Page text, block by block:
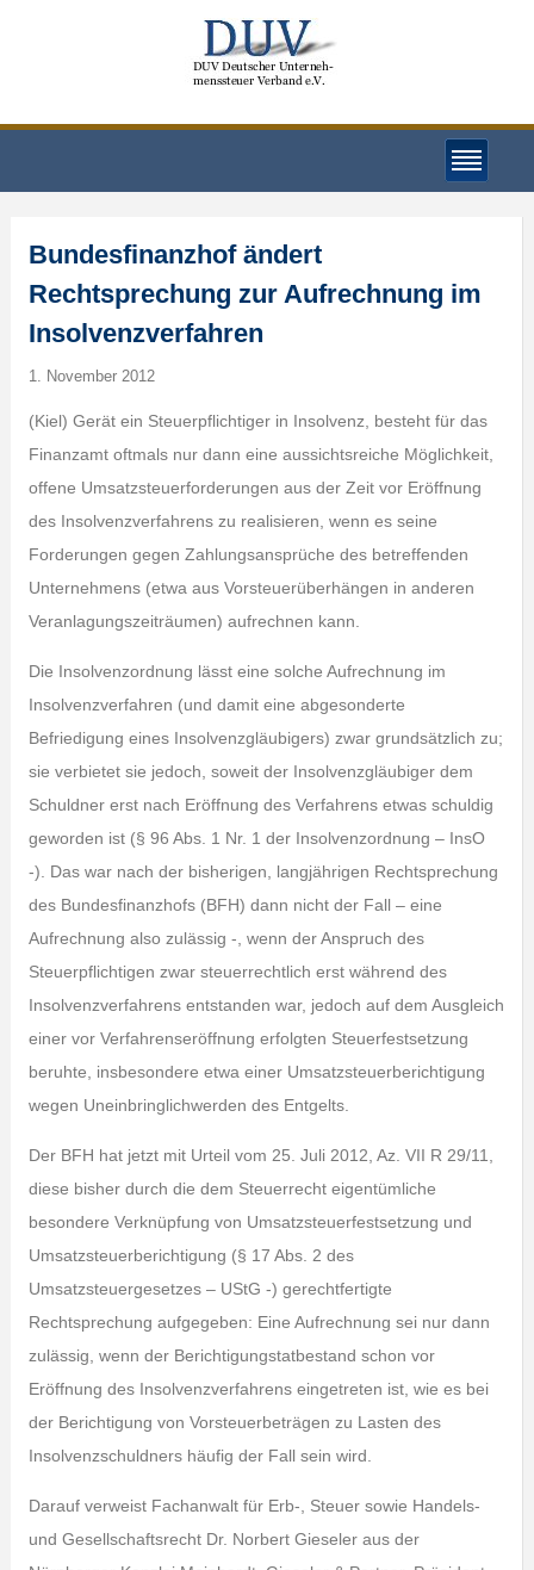
Bundesfinanzhof ändert
Rechtsprechung zur Aufrechnung im
Insolvenzverfahren
1. November 2012
(Kiel) Gerät ein Steuerpflichtiger in Insolvenz, besteht für das
Finanzamt oftmals nur dann eine aussichtsreiche Möglichkeit,
offene Umsatzsteuerforderungen aus der Zeit vor Eröffnung
des Insolvenzverfahrens zu realisieren, wenn es seine
Forderungen gegen Zahlungsansprüche des betreffenden
Unternehmens (etwa aus Vorsteuerüberhängen in anderen
Veranlagungszeiträumen) aufrechnen kann.
Die Insolvenzordnung lässt eine solche Aufrechnung im
Insolvenzverfahren (und damit eine abgesonderte
Befriedigung eines Insolvenzgläubigers) zwar grundsätzlich zu;
sie verbietet sie jedoch, soweit der Insolvenzgläubiger dem
Schuldner erst nach Eröffnung des Verfahrens etwas schuldig
geworden ist (§ 96 Abs. 1 Nr. 1 der Insolvenzordnung – InsO
-). Das war nach der bisherigen, langjährigen Rechtsprechung
des Bundesfinanzhofs (BFH) dann nicht der Fall – eine
Aufrechnung also zulässig -, wenn der Anspruch des
Steuerpflichtigen zwar steuerrechtlich erst während des
Insolvenzverfahrens entstanden war, jedoch auf dem Ausgleich
einer vor Verfahrenseröffnung erfolgten Steuerfestsetzung
beruhte, insbesondere etwa einer Umsatzsteuerberichtigung
wegen Uneinbringlichwerden des Entgelts.
Der BFH hat jetzt mit Urteil vom 25. Juli 2012, Az. VII R 29/11,
diese bisher durch die dem Steuerrecht eigentümliche
besondere Verknüpfung von Umsatzsteuerfestsetzung und
Umsatzsteuerberichtigung (§ 17 Abs. 2 des
Umsatzsteuergesetzes – UStG -) gerechtfertigte
Rechtsprechung aufgegeben: Eine Aufrechnung sei nur dann
zulässig, wenn der Berichtigungstatbestand schon vor
Eröffnung des Insolvenzverfahrens eingetreten ist, wie es bei
der Berichtigung von Vorsteuerbeträgen zu Lasten des
Insolvenzschuldners häufig der Fall sein wird.
Darauf verweist Fachanwalt für Erb-, Steuer sowie Handels-
und Gesellschaftsrecht Dr. Norbert Gieseler aus der